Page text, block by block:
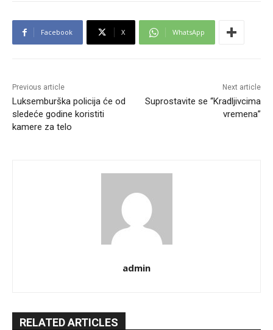
Facebook X WhatsApp
Previous article
Luksemburška policija će od
sledeće godine koristiti
kamere za telo
Next article
Suprostavite se “Kradljivcima
vremena”
admin
RELATED ARTICLES